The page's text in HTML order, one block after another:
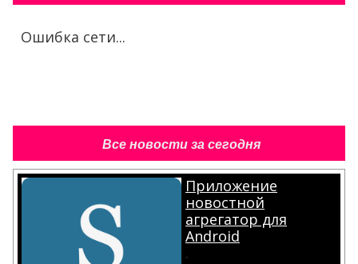
Ошибка сети...
Все новости за сегодня
Приложение
новостной
агрегатор для
Android
.